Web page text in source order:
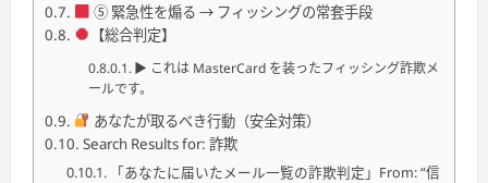
⑤ 緊急性を煽る → フィッシングの常套手段
【総合判定】
▶ これは MasterCard を装ったフィッシング詐欺メ
ールです。
あなたが取るべき行動（安全対策）
Search Results for: 詐欺
「あなたに届いたメール一覧の詐欺判定」From: “信